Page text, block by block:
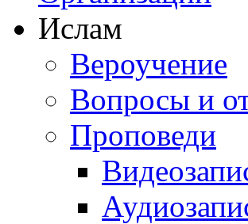
Ислам
Вероучение
Вопросы и
Проповеди